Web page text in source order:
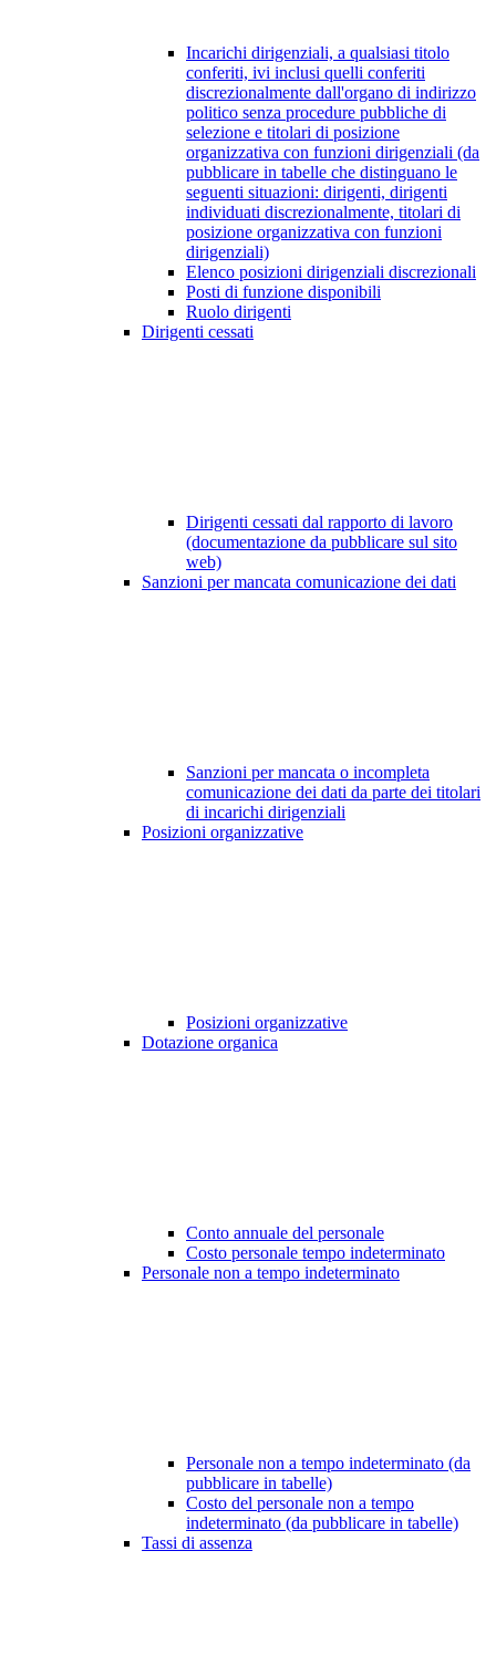
Incarichi dirigenziali, a qualsiasi titolo
conferiti, ivi inclusi quelli conferiti
discrezionalmente dall'organo di indirizzo
politico senza procedure pubbliche di
selezione e titolari di posizione
organizzativa con funzioni dirigenziali (da
pubblicare in tabelle che distinguano le
seguenti situazioni: dirigenti, dirigenti
individuati discrezionalmente, titolari di
posizione organizzativa con funzioni
dirigenziali)
Elenco posizioni dirigenziali discrezionali
Posti di funzione disponibili
Ruolo dirigenti
Dirigenti cessati
Dirigenti cessati dal rapporto di lavoro
(documentazione da pubblicare sul sito
web)
Sanzioni per mancata comunicazione dei dati
Sanzioni per mancata o incompleta
comunicazione dei dati da parte dei titolari
di incarichi dirigenziali
Posizioni organizzative
Posizioni organizzative
Dotazione organica
Conto annuale del personale
Costo personale tempo indeterminato
Personale non a tempo indeterminato
Personale non a tempo indeterminato (da
pubblicare in tabelle)
Costo del personale non a tempo
indeterminato (da pubblicare in tabelle)
Tassi di assenza